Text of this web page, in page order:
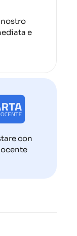
e
con